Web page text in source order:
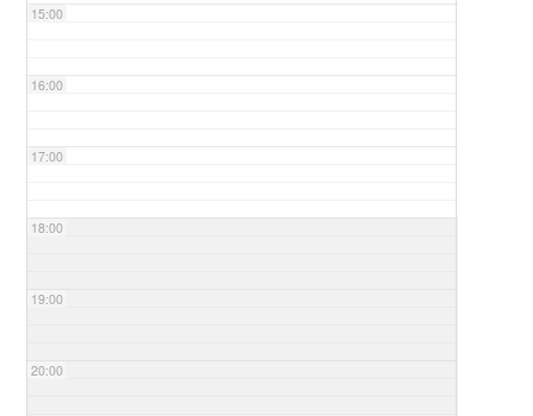
15:00
16:00
17:00
18:00
19:00
20:00